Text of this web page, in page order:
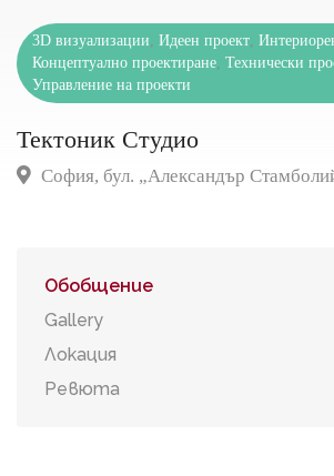
3D визуализации, Идеен проект,
Концептуално проектиране, Технически
Управление на проекти
Тектоник Студио
София, бул. „Александър
Обобщение
Gallery
Локация
Ревюта